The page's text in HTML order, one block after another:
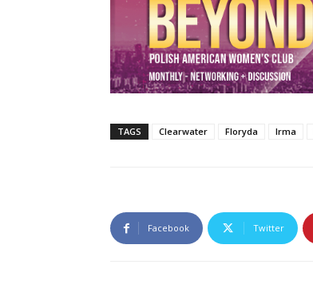
TAGS Clearwater Floryda Irma
Facebook Twitter